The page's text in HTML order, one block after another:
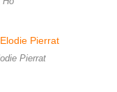
Pierrat